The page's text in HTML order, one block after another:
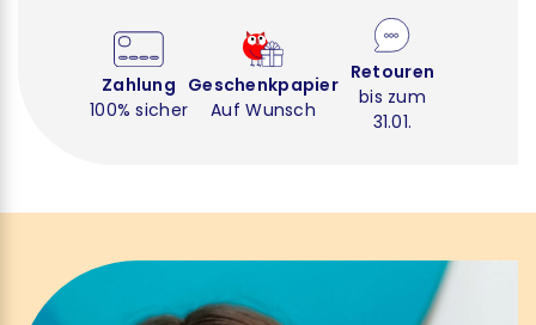
Zahlung
100% sicher
Geschenkpapier
Auf Wunsch
Retouren
bis zum
31.01.